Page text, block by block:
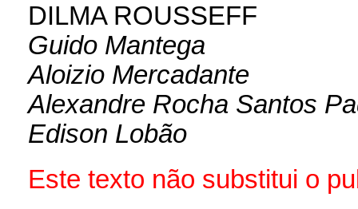
DILMA ROUSSEFF
Guido Mantega
Aloizio Mercadante
Alexandre Rocha Santos
Edison Lobão
Este texto não substitui o